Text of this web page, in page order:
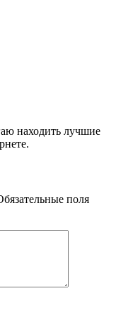
находить лучшие
поля